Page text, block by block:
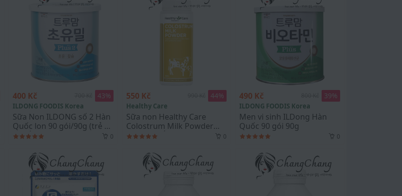
400 Kč 43%
ILDONG FOODIS Korea
Sữa Non ILDONG số 2 Hàn
Quốc lon 90 gói/90g (trẻ 1-
9 tuổi)
0
550 Kč 44%
Healthy Care
Sữa non Healthy Care
Colostrum Milk Powder
300g của Úc
0
490 Kč 39%
ILDONG FOODIS Korea
Men vi sinh ILDong Hàn
Quốc 90 gói 90g
0